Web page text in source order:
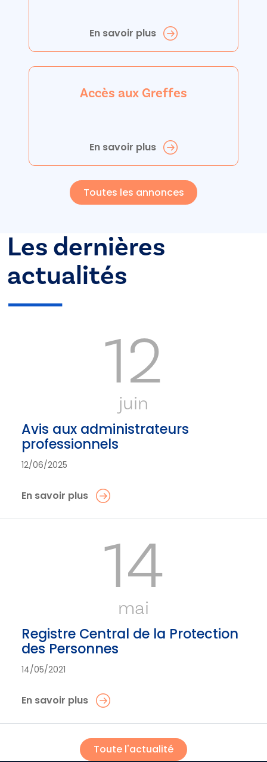
En savoir plus
Accès aux Greffes
En savoir plus
Toutes les annonces
Les dernières
actualités
12
juin
Avis aux administrateurs
professionnels
12/06/2025
En savoir plus
14
mai
Registre Central de la Protection
des Personnes
14/05/2021
En savoir plus
Toute l'actualité